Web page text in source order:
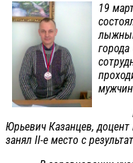
19
В
Юрьевич Казанцев,
занял II-е место с